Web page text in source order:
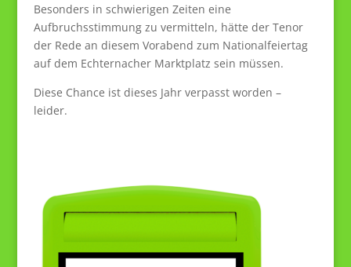
Besonders in schwierigen Zeiten eine
Aufbruchsstimmung zu vermitteln, hätte der Tenor
der Rede an diesem Vorabend zum Nationalfeiertag
auf dem Echternacher Marktplatz sein müssen.
Diese Chance ist dieses Jahr verpasst worden –
leider.